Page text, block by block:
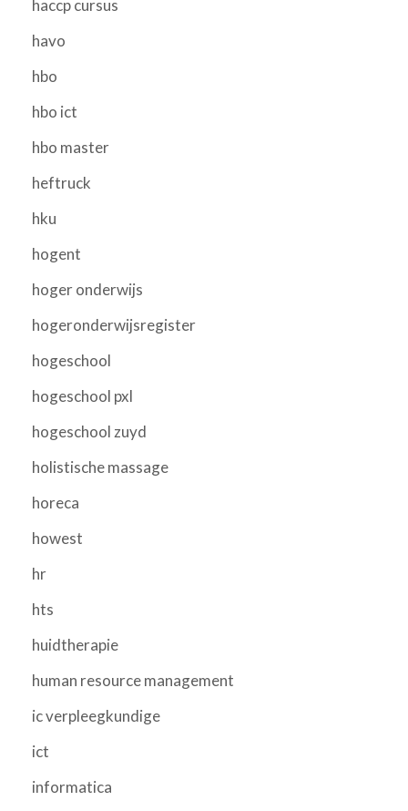
haccp cursus
havo
hbo
hbo ict
hbo master
heftruck
hku
hogent
hoger onderwijs
hogeronderwijsregister
hogeschool
hogeschool pxl
hogeschool zuyd
holistische massage
horeca
howest
hr
hts
huidtherapie
human resource management
ic verpleegkundige
ict
informatica